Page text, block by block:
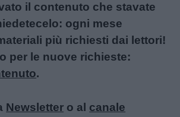
il contenuto che stavate
ogni mese
più richiesti dai lettori!
per le nuove richieste:
.
Newsletter o al canale